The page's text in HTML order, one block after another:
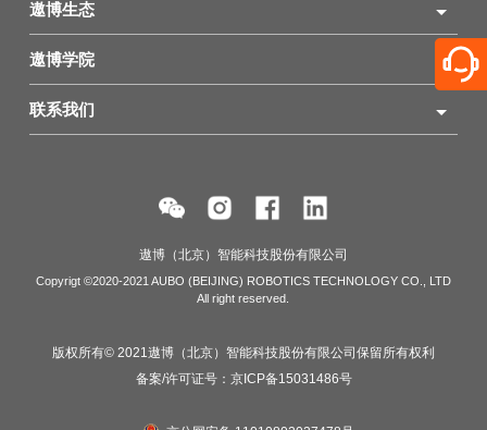
遨博生态
遨博学院
联系我们
遨博（北京）智能科技股份有限公司
Copyrigt ©2020-2021 AUBO (BEIJING) ROBOTICS TECHNOLOGY CO., LTD
All right reserved.
版权所有© 2021遨博（北京）智能科技股份有限公司保留所有权利
备案/许可证号： 京ICP备15031486号